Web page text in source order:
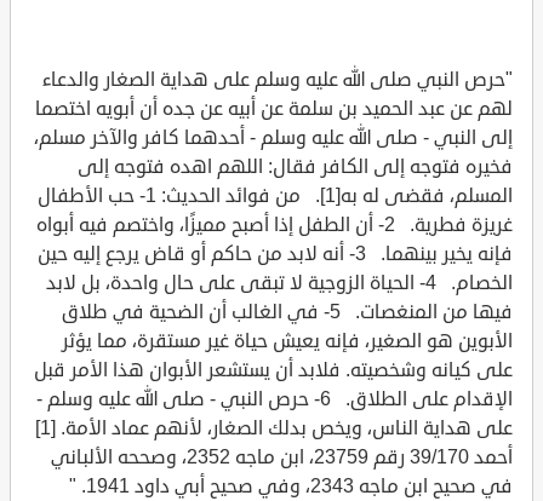
"حرص النبي صلى الله عليه وسلم على هداية الصغار والدعاء
لهم عن عبد الحميد بن سلمة عن أبيه عن جده أن أبويه اختصما
إلى النبي - صلى الله عليه وسلم - أحدهما كافر والآخر مسلم،
فخيره فتوجه إلى الكافر فقال: اللهم اهده فتوجه إلى
المسلم، فقضى له به[1]. من فوائد الحديث: 1- حب الأطفال
غريزة فطرية. 2- أن الطفل إذا أصبح مميزًا، واختصم فيه أبواه
فإنه يخير بينهما. 3- أنه لابد من حاكم أو قاض يرجع إليه حين
الخصام. 4- الحياة الزوجية لا تبقى على حال واحدة، بل لابد
فيها من المنغصات. 5- في الغالب أن الضحية في طلاق
الأبوين هو الصغير، فإنه يعيش حياة غير مستقرة، مما يؤثر
على كيانه وشخصيته. فلابد أن يستشعر الأبوان هذا الأمر قبل
الإقدام على الطلاق. 6- حرص النبي - صلى الله عليه وسلم -
على هداية الناس، ويخص بدلك الصغار، لأنهم عماد الأمة. [1]
أحمد 39/170 رقم 23759، ابن ماجه 2352، وصححه الألباني
في صحيح ابن ماجه 2343، وفي صحيح أبي داود 1941. "